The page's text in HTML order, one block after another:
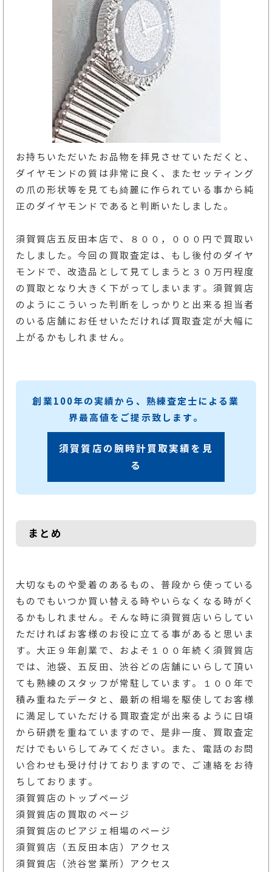
お持ちいただいたお品物を拝見させていただくと、
ダイヤモンドの質は非常に良く、またセッティング
の爪の形状等を見ても綺麗に作られている事から純
正のダイヤモンドであると判断いたしました。
須賀質店五反田本店で、８００，０００円で買取い
たしました。今回の買取査定は、もし後付のダイヤ
モンドで、改造品として見てしまうと３０万円程度
の買取となり大きく下がってしまいます。須賀質店
のようにこういった判断をしっかりと出来る担当者
のいる店舗にお任せいただければ買取査定が大幅に
上がるかもしれません。
創業100年の実績から、熟練査定士による業
界最高値をご提示致します。
須賀質店の腕時計買取実績を見
る
まとめ
大切なものや愛着のあるもの、普段から使っている
ものでもいつか買い替える時やいらなくなる時がく
るかもしれません。そんな時に須賀質店いらしてい
ただければお客様のお役に立てる事があると思いま
す。大正９年創業で、およそ１００年続く須賀質店
では、池袋、五反田、渋谷どの店舗にいらして頂い
ても熟練のスタッフが常駐しています。１００年で
積み重ねたデータと、最新の相場を駆使してお客様
に満足していただける買取査定が出来るように日頃
から研鑽を重ねていますので、是非一度、買取査定
だけでもいらしてみてください。また、電話のお問
い合わせも受け付けておりますので、ご連絡をお待
ちしております。
須賀質店のトップページ
須賀質店の買取のページ
須賀質店のピアジェ相場のページ
須賀質店（五反田本店）アクセス
須賀質店（渋谷営業所）アクセス